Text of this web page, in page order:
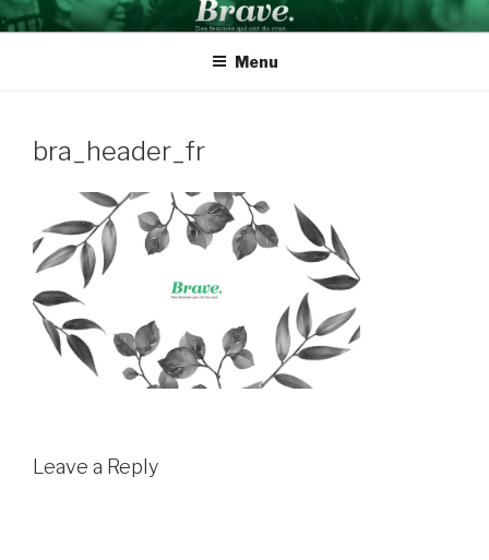
Aller
au
BRAVE INSPIRATION
Des femmes qui ont du cran
Menu
bra_header_fr
Leave a Reply